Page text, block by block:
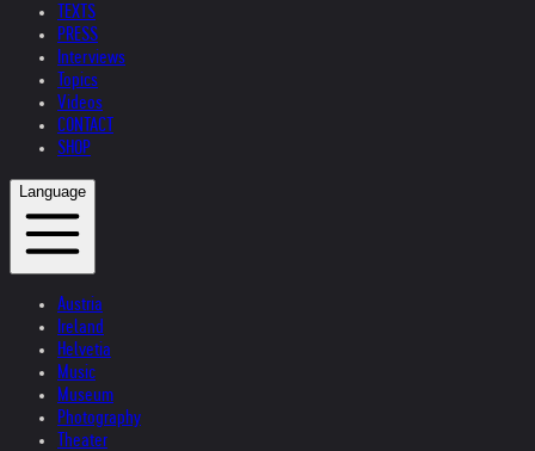
TEXTS
PRESS
Interviews
Topics
Videos
CONTACT
SHOP
Language
Austria
Ireland
Helvetia
Music
Museum
Photography
Theater